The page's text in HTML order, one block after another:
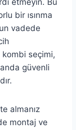
etmeyin. Bu
bir ısınma
vadede
kombi seçimi,
güvenli
almanız
montaj ve